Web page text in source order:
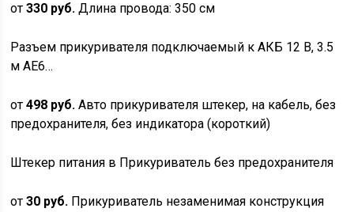
от330 руб. Длина провода: 350 см
Разъем прикуривателя подключаемый к АКБ 12 В, 3.5
м AE6…
от498 руб. Авто прикуривателя штекер, на кабель, без
предохранителя, без индикатора (короткий)
Штекер питания в Прикуриватель без предохранителя
от30 руб. Прикуриватель незаменимая конструкция